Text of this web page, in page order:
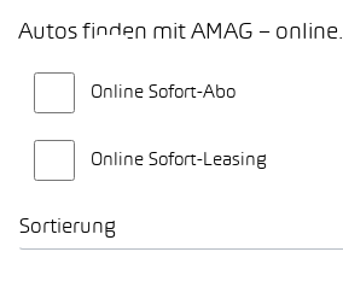
Autos finden mit AMAG – online.
Online Sofort-Abo
Online Sofort-Leasing
Sortierung